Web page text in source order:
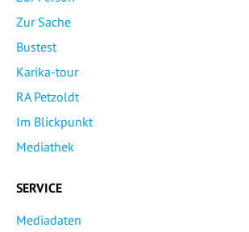
Zur Sache
Bustest
Karika-tour
RA Petzoldt
Im Blickpunkt
Mediathek
SERVICE
Mediadaten